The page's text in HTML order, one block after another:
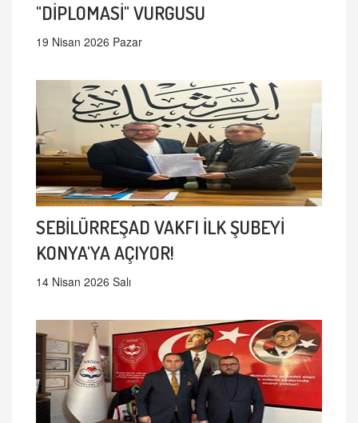
"DİPLOMASİ" VURGUSU
19 Nisan 2026 Pazar
SEBİLÜRREŞAD VAKFI İLK ŞUBEYİ
KONYA'YA AÇIYOR!
14 Nisan 2026 Salı